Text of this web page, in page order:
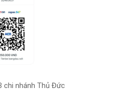
chi nhánh Thủ Đức